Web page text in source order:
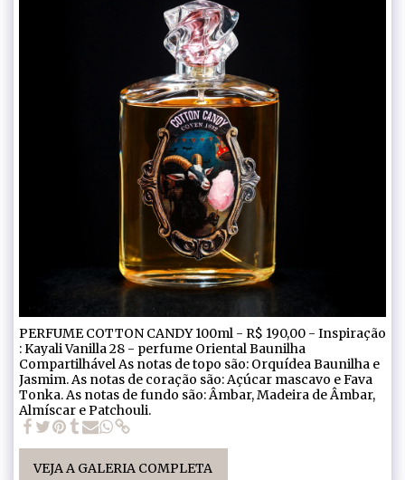
PERFUME COTTON CANDY 100ml - R$ 190,00 - Inspiração
: Kayali Vanilla 28 - perfume Oriental Baunilha
Compartilhável As notas de topo são: Orquídea Baunilha e
Jasmim. As notas de coração são: Açúcar mascavo e Fava
Tonka. As notas de fundo são: Âmbar, Madeira de Âmbar,
Almíscar e Patchouli.
VEJA A GALERIA COMPLETA